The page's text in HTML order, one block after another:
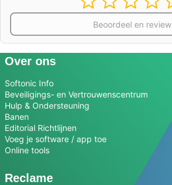
Beoordeel en review
Over ons
Softonic Info
Beveiligings- en Vertrouwenscentrum
Hulp & Ondersteuning
Banen
Editorial Richtlijnen
Voeg je software / app toe
Online tools
Reclame